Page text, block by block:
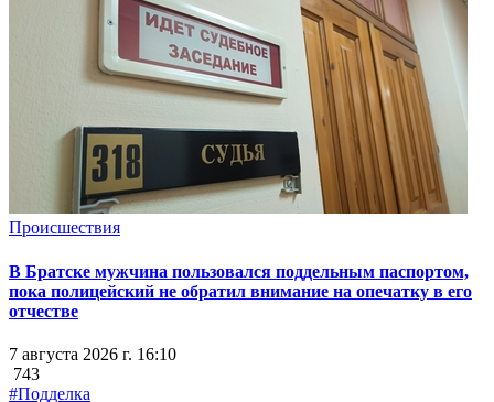
Происшествия
В Братске мужчина пользовался поддельным паспортом,
пока полицейский не обратил внимание на опечатку в его
отчестве
7 августа 2026 г. 16:10
743
#Подделка